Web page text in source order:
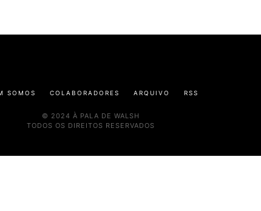
SOMOS COLABORADORES ARQUIVO RSS
© 2024 À PALA DE WALSH
TODOS OS DIREITOS RESERVADOS